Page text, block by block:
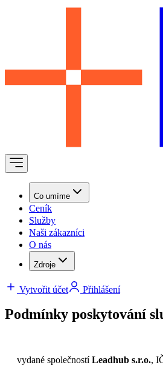
Co umíme
Ceník
Služby
Naši zákazníci
O nás
Zdroje
Vytvořit účet Přihlášení
Podmínky poskytování
vydané společnostíLeadhub s.r.o.,